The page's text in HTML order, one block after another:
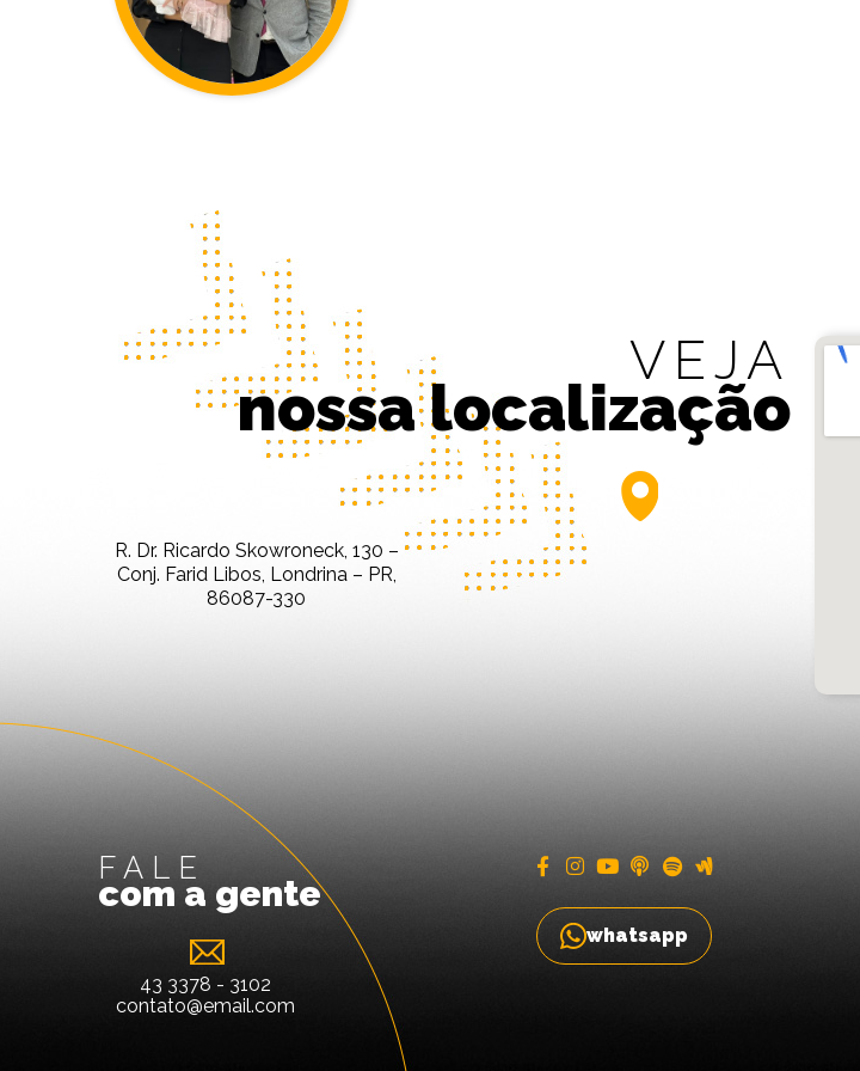
VEJA
nossa localização
R. Dr. Ricardo Skowroneck, 130 –
Conj. Farid Libos, Londrina – PR,
86087-330
FALE
com a gente
43 3378 - 3102
contato@email.com
whatsapp